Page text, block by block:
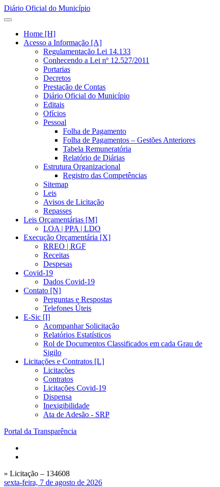
Diário Oficial do Município
Home [H]
Acesso a Informação [A]
Regulamentação Lei 14.133
Conhecendo a Lei nº 12.527/2011
Portarias
Decretos
Prestação de Contas
Diário Oficial do Município
Editais
Ofícios
Pessoal
Folha de Pagamento
Folha de Pagamentos – Gestões Anteriores
Tabela Remuneratória
Relatório de Diárias
Estrutura Organizacional
Registro das Competências
Sitemap
Leis
Avisos de Licitação
Repasses
Leis Orçamentárias [M]
LOA | PPA | LDO
Execução Orçamentária [X]
RREO | RGF
Receitas
Despesas
Covid-19
Dados Covid-19
Contato [N]
Perguntas e Respostas
Telefones Úteis
E-Sic [I]
Acompanhar Solicitação
Relatórios Estatísticos
Rol de Documentos Classificados em cada Grau de
Sigilo
Licitações e Contratos [L]
Licitações
Contratos
Licitações Covid-19
Dispensa
Inexigibilidade
Ata de Adesão - SRP
Portal da Transparência
» Licitação – 134608
sexta-feira, 7 de agosto de 2026